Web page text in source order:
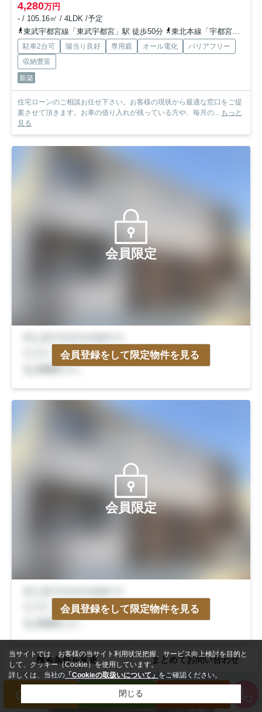
4,280万円
- / 105.16㎡ / 4LDK /予定
東武宇都宮線「東武宇都宮」駅 徒歩50分
東北本線「宇都宮」駅 徒歩68分
駐車2台可 陽当り良好 専用庭 オール電化
バリアフリー
収納豊富
新築
住宅ローンのご相談お任せ下さい。お客様の現状から最適な窓口をご提
案させて頂きます。お車の借り入れが残っている方や、毎月の... もっと
見る
会員限定
会員登録をして限定物件を見る
会員限定
会員登録をして限定物件を見る
中古一戸建
検索条件を変更 まとめてお問い合わせ
売りたい方
当サイトでは、お客様の当サイト利用状況把握、サービス向上検討を目的と
して、クッキー（Cookie）を使用しています。
詳しくは、当社の 「Cookieの取扱いについて」 をご確認ください。
閉じる